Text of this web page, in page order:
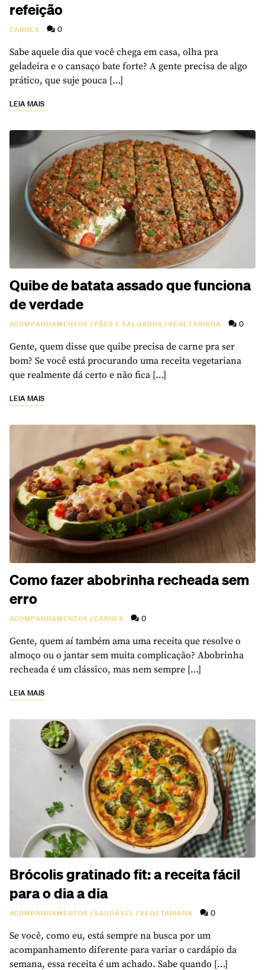
refeição
CARNES 0
Sabe aquele dia que você chega em casa, olha pra
geladeira e o cansaço bate forte? A gente precisa de algo
prático, que suje pouca […]
LEIA MAIS
Quibe de batata assado que funciona
de verdade
ACOMPANHAMENTOS /PÃES E SALGADOS/VEGETARIANA 0
Gente, quem disse que quibe precisa de carne pra ser
bom? Se você está procurando uma receita vegetariana
que realmente dá certo e não fica […]
LEIA MAIS
Como fazer abobrinha recheada sem
erro
ACOMPANHAMENTOS /CARNES 0
Gente, quem aí também ama uma receita que resolve o
almoço ou o jantar sem muita complicação? Abobrinha
recheada é um clássico, mas nem sempre […]
LEIA MAIS
Brócolis gratinado fit: a receita fácil
para o dia a dia
ACOMPANHAMENTOS /SAUDÁVEL/VEGETARIANA 0
Se você, como eu, está sempre na busca por um
acompanhamento diferente para variar o cardápio da
semana, essa receita é um achado. Sabe quando […]